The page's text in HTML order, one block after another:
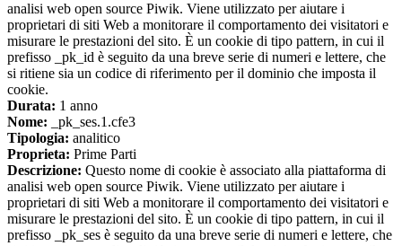
analisi web open source Piwik. Viene utilizzato per aiutare i
proprietari di siti Web a monitorare il comportamento dei visitatori e
misurare le prestazioni del sito. È un cookie di tipo pattern, in cui il
prefisso _pk_id è seguito da una breve serie di numeri e lettere, che
si ritiene sia un codice di riferimento per il dominio che imposta il
cookie.
Durata: 1 anno
Nome: _pk_ses.1.cfe3
Tipologia: analitico
Proprieta: Prime Parti
Descrizione: Questo nome di cookie è associato alla piattaforma di
analisi web open source Piwik. Viene utilizzato per aiutare i
proprietari di siti Web a monitorare il comportamento dei visitatori e
misurare le prestazioni del sito. È un cookie di tipo pattern, in cui il
prefisso _pk_ses è seguito da una breve serie di numeri e lettere, che